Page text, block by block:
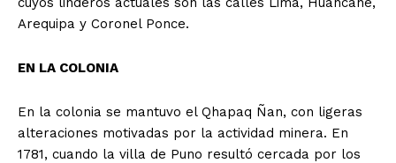
Arequipa y Coronel Ponce.
EN LA COLONIA
En la colonia se mantuvo el Qhapaq Ñan, con ligeras
alteraciones motivadas por la actividad minera. En
1781, cuando la villa de Puno resultó cercada por los